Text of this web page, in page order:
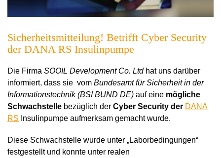
Sicherheitsmitteilung! Betrifft Cyber Security
der DANA RS Insulinpumpe
Die Firma SOOIL Development Co. Ltdhat uns darüber
informiert, dass sie vom Bundesamt für Sicherheit in der
Informationstechnik (BSI BUND DE) auf eine mögliche
Schwachstelle bezüglich der Cyber Security der DANA
RS Insulinpumpe aufmerksam gemacht wurde.
Diese Schwachstelle wurde unter „Laborbedingungen“
festgestellt und konnte unter realen